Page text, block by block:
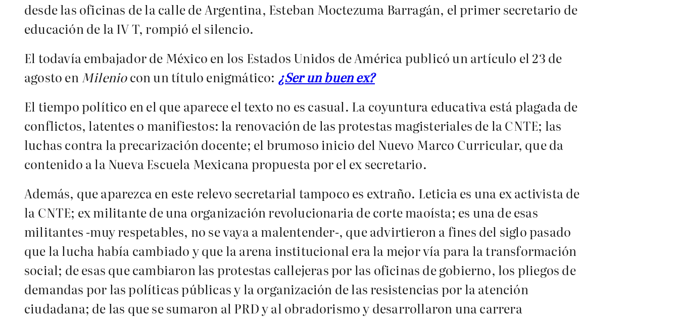
desde las oficinas de la calle de Argentina, Esteban Moctezuma Barragán, el primer secretario de
educación de la IV T, rompió el silencio.
El todavía embajador de México en los Estados Unidos de América publicó un artículo el 23 de
agosto enMileniocon un título enigmático: ¿Ser un buen ex?
El tiempo político en el que aparece el texto no es casual. La coyuntura educativa está plagada de
conflictos, latentes o manifiestos: la renovación de las protestas magisteriales de la CNTE; las
luchas contra la precarización docente; el brumoso inicio del Nuevo Marco Curricular, que da
contenido a la Nueva Escuela Mexicana propuesta por el ex secretario.
Además, que aparezca en este relevo secretarial tampoco es extraño. Leticia es una ex activista de
la CNTE; ex militante de una organización revolucionaria de corte maoísta; es una de esas
militantes -muy respetables, no se vaya a malentender-, que advirtieron a fines del siglo pasado
que la lucha había cambiado y que la arena institucional era la mejor vía para la transformación
social; de esas que cambiaron las protestas callejeras por las oficinas de gobierno, los pliegos de
demandas por las políticas públicas y la organización de las resistencias por la atención
ciudadana; de las que se sumaron al PRD y al obradorismo y desarrollaron una carrera